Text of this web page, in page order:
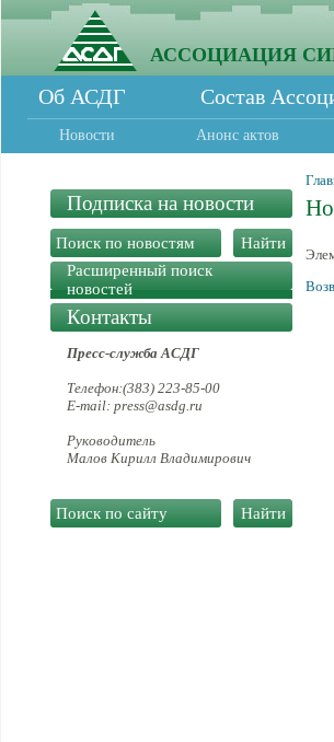
АССОЦИАЦИЯ
Об АСДГ Состав
Новости Анонс актов
Подписка на новости
Расширенный поиск
новостей
Контакты
Пресс-служба АСДГ
Телефон:(383) 223-85-00
E-mail: press@asdg.ru
Руководитель
Малов Кирилл Владимирович